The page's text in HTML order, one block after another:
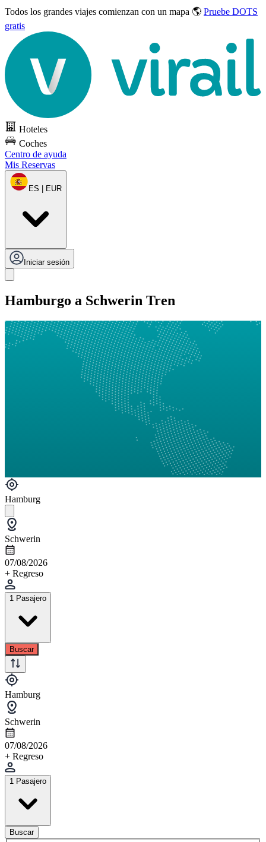
Todos los grandes viajes comienzan con un mapa 🌎 Pruebe DOTS
gratis
Hoteles
Coches
Centro de ayuda
Mis Reservas
ES | EUR
Iniciar sesión
Hamburgo a Schwerin Tren
Hamburg
Schwerin
07/08/2026
+ Regreso
1 Pasajero
Buscar
Hamburg
Schwerin
07/08/2026
+ Regreso
1 Pasajero
Buscar